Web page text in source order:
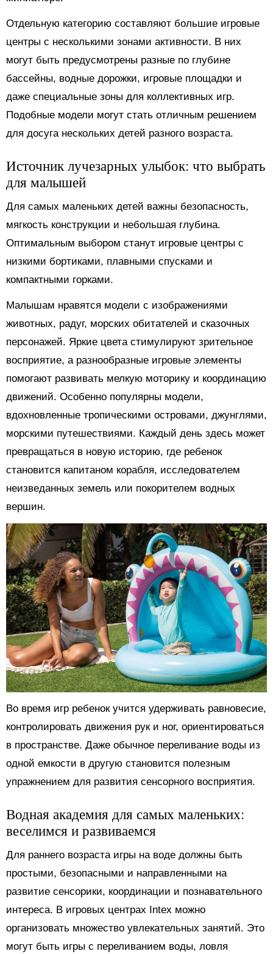
Отдельную категорию составляют большие игровые
центры с несколькими зонами активности. В них
могут быть предусмотрены разные по глубине
бассейны, водные дорожки, игровые площадки и
даже специальные зоны для коллективных игр.
Подобные модели могут стать отличным решением
для досуга нескольких детей разного возраста.
Источник лучезарных улыбок: что выбрать
для малышей
Для самых маленьких детей важны безопасность,
мягкость конструкции и небольшая глубина.
Оптимальным выбором станут игровые центры с
низкими бортиками, плавными спусками и
компактными горками.
Малышам нравятся модели с изображениями
животных, радуг, морских обитателей и сказочных
персонажей. Яркие цвета стимулируют зрительное
восприятие, а разнообразные игровые элементы
помогают развивать мелкую моторику и координацию
движений. Особенно популярны модели,
вдохновленные тропическими островами, джунглями,
морскими путешествиями. Каждый день здесь может
превращаться в новую историю, где ребенок
становится капитаном корабля, исследователем
неизведанных земель или покорителем водных
вершин.
Во время игр ребенок учится удерживать равновесие,
контролировать движения рук и ног, ориентироваться
в пространстве. Даже обычное переливание воды из
одной емкости в другую становится полезным
упражнением для развития сенсорного восприятия.
Водная академия для самых маленьких:
веселимся и развиваемся
Для раннего возраста игры на воде должны быть
простыми, безопасными и направленными на
развитие сенсорики, координации и познавательного
интереса. В игровых центрах Intex можно
организовать множество увлекательных занятий. Это
могут быть игры с переливанием воды, ловля